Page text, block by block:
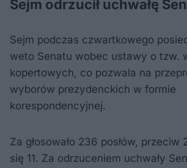
Sejm odrzucił uchwałę
Sejm podczas czwartkowego
weto Senatu wobec ustawy o tzw.
kopertowych, co pozwala na
wyborów prezydenckich w formie
korespondencyjnej.
Za głosowało 236 posłów, przeciw
się 11. Za odrzuceniem uchwały